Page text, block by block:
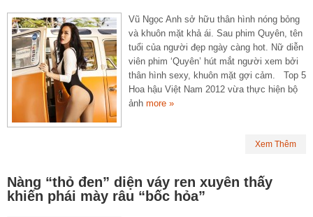
Vũ Ngọc Anh sở hữu thân hình nóng bỏng
và khuôn mặt khả ái. Sau phim Quyên, tên
tuổi của người đẹp ngày càng hot. Nữ diễn
viên phim ‘Quyên’ hút mắt người xem bởi
thân hình sexy, khuôn mặt gợi cảm. Top 5
Hoa hậu Việt Nam 2012 vừa thực hiện bộ
ảnh more »
Xem Thêm
Nàng “thỏ đen” diện váy ren xuyên thấy
khiến phái mày râu “bốc hỏa”